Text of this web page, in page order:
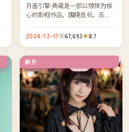
月面引擎·典藏是一部以惊悚为核
心的影视作品，围绕危机、反转
凑，值得推荐观看。
2024-12-17 67,693 8.7
新片
美国